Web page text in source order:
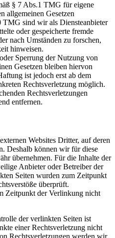
§ 7 Abs.1 TMG für eigene
allgemeinen Gesetzen
sind wir als Diensteanbieter
oder gespeicherte fremde
nach Umständen zu forschen,
hinweisen.
Sperrung der Nutzung von
Gesetzen bleiben hiervon
ist jedoch erst ab dem
Rechtsverletzung möglich.
Rechtsverletzungen
entfernen.
Websites Dritter, auf deren
Deshalb können wir für diese
übernehmen. Für die Inhalte der
Anbieter oder Betreiber der
Seiten wurden zum Zeitpunkt
überprüft.
Zeitpunkt der Verlinkung nicht
der verlinkten Seiten ist
einer Rechtsverletzung nicht
Rechtsverletzungen werden wir